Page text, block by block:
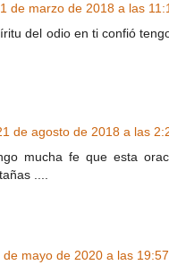
de marzo de 2018 a las
del odio en ti confió
de agosto de 2018 a las
mucha fe que esta
....
de mayo de 2020 a las 19:57